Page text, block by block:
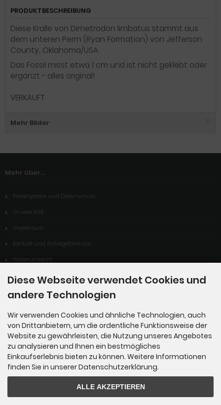
PRODUKTBESCHREIBUNG
Diese Kralle von Dimetrodon limbatus stammt aus
dem unteren Perm (Ryan Formation) von Jefferson
County, Oklahoma/USA.
Das Fossil misst etwa 1 cm und ist nicht geklebt oder
ergänzt - alles original!
VERKAUFT
Mehr Bilder
Mehr über...
Privatsphäre und Datenschutz
Unsere AGB
Impressum
Kontakt und Anfrageformular
Widerrufsrecht
Vertrag Widerrufen
Cookie Einstellungen
Informationen
Sitemap
Über uns
Vorteile von Kipping-Fossils
Diese Webseite verwendet Cookies und
andere Technologien
Wir verwenden Cookies und ähnliche Technologien, auch
von Drittanbietern, um die ordentliche Funktionsweise der
Website zu gewährleisten, die Nutzung unseres Angebotes
zu analysieren und Ihnen ein bestmögliches
Einkaufserlebnis bieten zu können. Weitere Informationen
finden Sie in unserer Datenschutzerklärung.
ALLE AKZEPTIEREN